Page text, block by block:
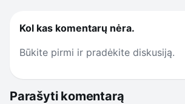
Kol kas komentarų nėra.
Būkite pirmi ir pradėkite diskusiją.
Parašyti komentarą